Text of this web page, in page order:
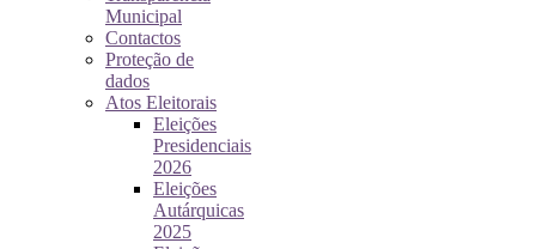
Municipal
Contactos
Proteção de
dados
Atos Eleitorais
Eleições
Presidenciais
2026
Eleições
Autárquicas
2025